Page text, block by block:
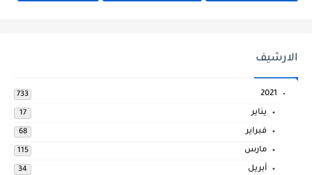
الارشيف
2021
733
يناير 17
فبراير 68
مارس 115
أبريل 34